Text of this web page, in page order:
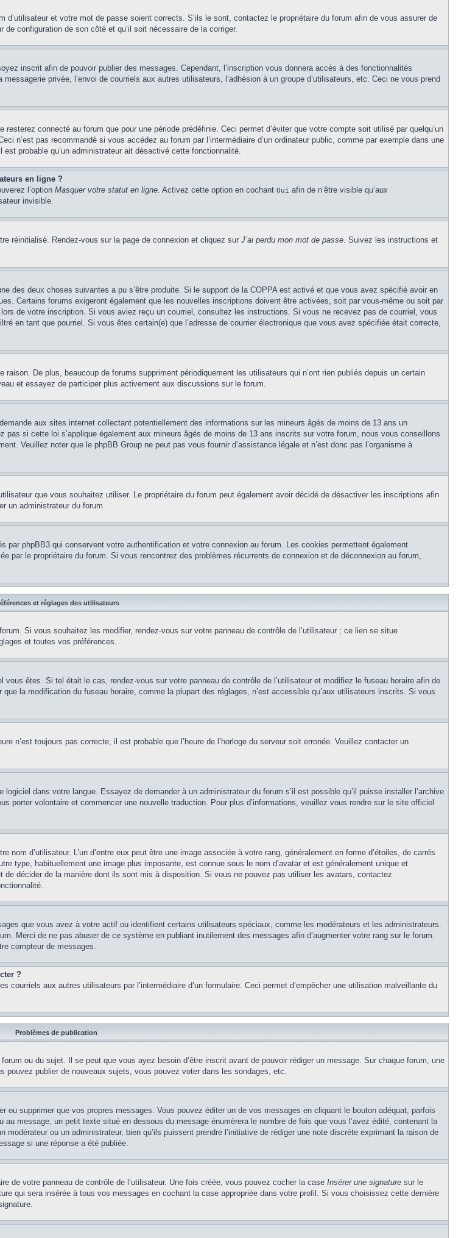
et votre mot de passe soient corrects. S’ils le sont, contactez le propriétaire du forum afin de vous assurer de
configuration de son côté et qu’il soit nécessaire de la corriger.
inscrit afin de pouvoir publier des messages. Cependant, l’inscription vous donnera accès à des fonctionnalités
privée, l’envoi de courriels aux autres utilisateurs, l’adhésion à un groupe d’utilisateurs, etc. Ceci ne vous prend
resterez connecté au forum que pour une période prédéfinie. Ceci permet d’éviter que votre compte soit utilisé par quelqu’un
n’est pas recommandé si vous accédez au forum par l’intermédiaire d’un ordinateur public, comme par exemple dans une
probable qu’un administrateur ait désactivé cette fonctionnalité.
en ligne ?
l’option Masquer votre statut en ligne. Activez cette option en cochant Oui afin de n’être visible qu’aux
invisible.
réinitialisé. Rendez-vous sur la page de connexion et cliquez sur J’ai perdu mon mot de passe. Suivez les instructions et
des deux choses suivantes a pu s’être produite. Si le support de la COPPA est activé et que vous avez spécifié avoir en
Certains forums exigeront également que les nouvelles inscriptions doivent être activées, soit par vous-même ou soit par
de votre inscription. Si vous aviez reçu un courriel, consultez les instructions. Si vous ne recevez pas de courriel, vous
en tant que pourriel. Si vous êtes certain(e) que l’adresse de courrier électronique que vous avez spécifiée était correcte,
De plus, beaucoup de forums suppriment périodiquement les utilisateurs qui n’ont rien publiés depuis un certain
et essayez de participer plus activement aux discussions sur le forum.
aux sites internet collectant potentiellement des informations sur les mineurs âgés de moins de 13 ans un
si cette loi s’applique également aux mineurs âgés de moins de 13 ans inscrits sur votre forum, nous vous conseillons
Veuillez noter que le phpBB Group ne peut pas vous fournir d’assistance légale et n’est donc pas l’organisme à
que vous souhaitez utiliser. Le propriétaire du forum peut également avoir décidé de désactiver les inscriptions afin
un administrateur du forum.
par phpBB3 qui conservent votre authentification et votre connexion au forum. Les cookies permettent également
par le propriétaire du forum. Si vous rencontrez des problèmes récurrents de connexion et de déconnexion au forum,
et réglages des utilisateurs
Si vous souhaitez les modifier, rendez-vous sur votre panneau de contrôle de l’utilisateur ; ce lien se situe
et toutes vos préférences.
vous êtes. Si tel était le cas, rendez-vous sur votre panneau de contrôle de l’utilisateur et modifiez le fuseau horaire afin de
la modification du fuseau horaire, comme la plupart des réglages, n’est accessible qu’aux utilisateurs inscrits. Si vous
n’est toujours pas correcte, il est probable que l’heure de l’horloge du serveur soit erronée. Veuillez contacter un
dans votre langue. Essayez de demander à un administrateur du forum s’il est possible qu’il puisse installer l’archive
porter volontaire et commencer une nouvelle traduction. Pour plus d’informations, veuillez vous rendre sur le site officiel
d’utilisateur. L’un d’entre eux peut être une image associée à votre rang, généralement en forme d’étoiles, de carrés
type, habituellement une image plus imposante, est connue sous le nom d’avatar et est généralement unique et
de décider de la manière dont ils sont mis à disposition. Si vous ne pouvez pas utiliser les avatars, contactez
que vous avez à votre actif ou identifient certains utilisateurs spéciaux, comme les modérateurs et les administrateurs.
Merci de ne pas abuser de ce système en publiant inutilement des messages afin d’augmenter votre rang sur le forum.
compteur de messages.
?
aux autres utilisateurs par l’intermédiaire d’un formulaire. Ceci permet d’empêcher une utilisation malveillante du
Problèmes de publication
ou du sujet. Il se peut que vous ayez besoin d’être inscrit avant de pouvoir rédiger un message. Sur chaque forum, une
pouvez publier de nouveaux sujets, vous pouvez voter dans les sondages, etc.
supprimer que vos propres messages. Vous pouvez éditer un de vos messages en cliquant le bouton adéquat, parfois
message, un petit texte situé en dessous du message énumèrera le nombre de fois que vous l’avez édité, contenant la
modérateur ou un administrateur, bien qu’ils puissent prendre l’initiative de rédiger une note discrète exprimant la raison de
si une réponse a été publiée.
de votre panneau de contrôle de l’utilisateur. Une fois créée, vous pouvez cocher la case Insérer une signature sur le
qui sera insérée à tous vos messages en cochant la case appropriée dans votre profil. Si vous choisissez cette dernière